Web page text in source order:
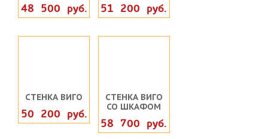
48 500 руб. 51 200 руб.
СТЕНКА ВИГО
50 200 руб.
СТЕНКА ВИГО
СО ШКАФОМ
58 700 руб.